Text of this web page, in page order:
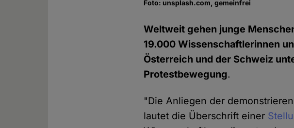
Foto: unsplash.com, gemeinfrei
Weltweit gehen junge
19.000 Wissenschaftlerinnen
Österreich und der Schweiz
Protestbewegung.
"Die Anliegen der
lautet die Überschrift einer